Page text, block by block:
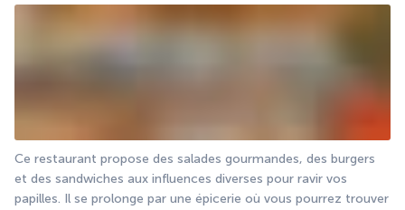
Ce restaurant propose des salades gourmandes, des burgers
et des sandwiches aux influences diverses pour ravir vos
papilles. Il se prolonge par une épicerie où vous pourrez trouver